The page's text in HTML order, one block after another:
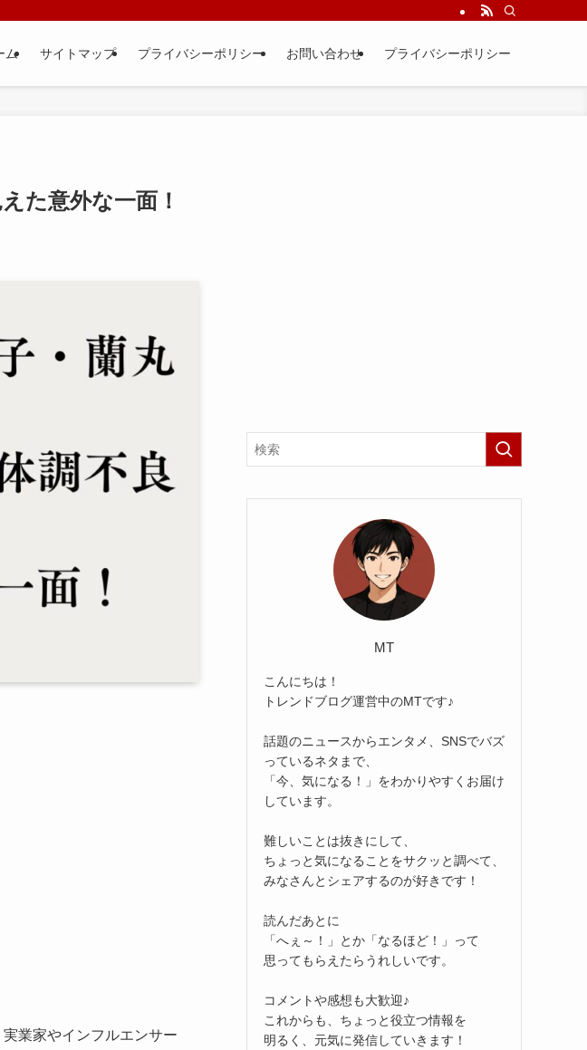
ム サイトマップ プライバシーポリシー お問い合わせ プライバシーポリシー
た意外な一面！
業家やインフルエンサー
MT
こんにちは！
トレンドブログ運営中のMTです♪
話題のニュースからエンタメ、SNSでバズ
っているネタまで、
「今、気になる！」をわかりやすくお届け
しています。
難しいことは抜きにして、
ちょっと気になることをサクッと調べて、
みなさんとシェアするのが好きです！
読んだあとに
「へぇ～！」とか「なるほど！」って
思ってもらえたらうれしいです。
コメントや感想も大歓迎♪
これからも、ちょっと役立つ情報を
明るく、元気に発信していきます！